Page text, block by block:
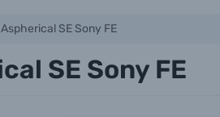
SE Sony FE
SE Sony FE